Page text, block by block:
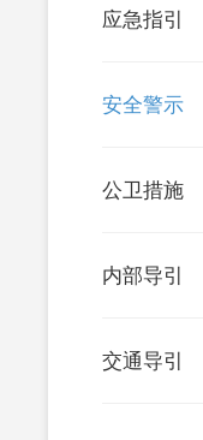
应急指引
安全警示
公卫措施
内部导引
交通导引